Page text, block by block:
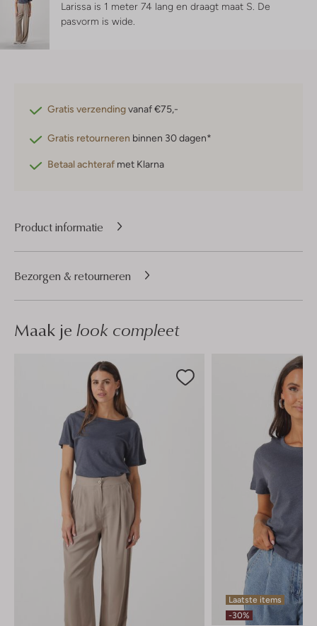
Larissa is 1 meter 74 lang en draagt maat S. De
pasvorm is wide
Gratis verzendingvanaf €75,-
Gratis retourneren binnen 30 dagen*
Betaal achteraf met Klarna
Product informatie
Bezorgen & retourneren
Maak je look compleet
Laatste items
-30%